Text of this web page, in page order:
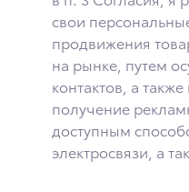
извлечение,
доступ), блокирование,
данных. Общество
с использованием средств
3. Целью обработки
осуществление
и пользователями сайта.
третьим лицам, перечень
свои
продвижения
на рынке, путем
контактов, а
получение
доступным
электросвязи, а